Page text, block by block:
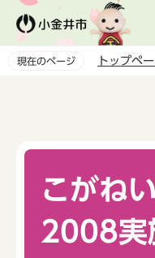
ペ
現在のページ トップペ
こがね
2008実